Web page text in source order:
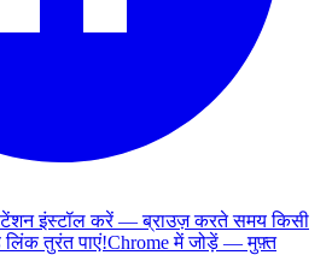
इंस्टॉल करें — ब्राउज़ करते समय किसी
तुरंत पाएं!Chrome में जोड़ें — मुफ़्त